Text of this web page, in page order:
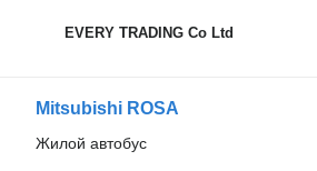
EVERY TRADING Co Ltd
Mitsubishi ROSA
Жилой автобус